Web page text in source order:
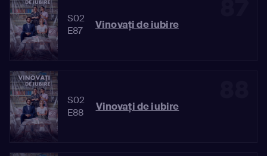
S02
E87
Vinovaţi de iubire
S02
E88
Vinovaţi de iubire